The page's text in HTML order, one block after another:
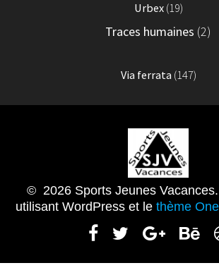
Urbex(19)
Traces humaines (2)
Via ferrata (147)
© 2026 Sports Jeunes
utilisant WordPress et le thème